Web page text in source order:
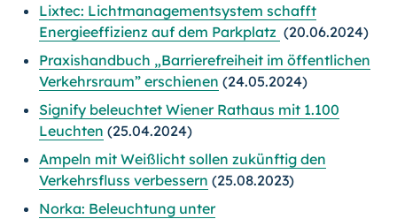
Lixtec: Lichtmanagementsystem schafft
Energieeffizienz auf dem Parkplatz (20.06.2024)
Praxishandbuch „Barrierefreiheit im öffentlichen
Verkehrsraum” erschienen (24.05.2024)
Signify beleuchtet Wiener Rathaus mit 1.100
Leuchten (25.04.2024)
Ampeln mit Weißlicht sollen zukünftig den
Verkehrsfluss verbessern (25.08.2023)
Norka: Beleuchtung unter